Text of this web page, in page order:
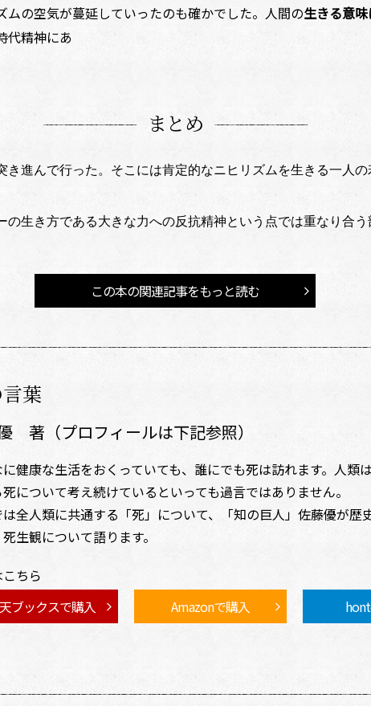
の空気が蔓延していったのも確かでした。人間の生きる意
代精神にあ
まとめ
き進んで行った。そこには肯定的なニヒリズムを生きる一人
生き方である大きな力への反抗精神という点では重なり合う
この本の関連記事をもっと読む
葉
著（プロフィールは下記参照）
に健康な生活をおくっていても、誰にでも死は訪れます。人類
について考え続けているといっても過言ではありません。
全人類に共通する「死」について、「知の巨人」佐藤優が歴
生観について語ります。
ちら
ブックスで購入
Amazonで購入